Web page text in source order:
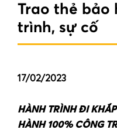
Trao thẻ bảo
trình, sự cố
17/02/2023
HÀNH TRÌNH ĐI
HÀNH 100% CÔNG